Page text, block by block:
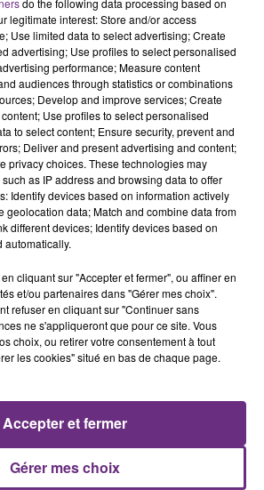
JouéClub est contraint de
5h26
5h26
AMIR
A L'imparfaite
5h19
5h19
do the following data processing based on
legitimate interest: Store and/or access
Use limited data to select advertising; Create
advertising; Use profiles to select personalised
performance; Measure content
audiences through statistics or combinations
Develop and improve services; Create
Use profiles to select personalised
to select content; Ensure security, prevent and
Deliver and present advertising and content;
privacy choices. These technologies may
as IP address and browsing data to offer
Identify devices based on information actively
geolocation data; Match and combine data from
different devices; Identify devices based on
automatically.
cliquant sur "Accepter et fermer", ou affiner en
et/ou partenaires dans "Gérer mes choix".
refuser en cliquant sur "Continuer sans
ne s'appliqueront que pour ce site. Vous
choix, ou retirer votre consentement à tout
les cookies" situé en bas de chaque page.
Gérer mes choix
Accepter et fermer